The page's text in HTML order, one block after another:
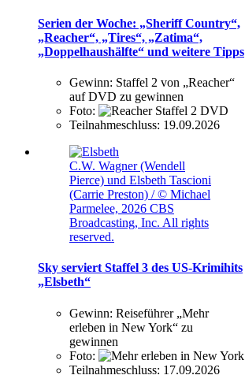
Serien der Woche: „Sheriff Country“,
„Reacher“, „Tires“, „Zatima“,
„Doppelhaushälfte“ und weitere Tipps
Gewinn: Staffel 2 von „Reacher“
auf DVD zu gewinnen
Foto:
Teilnahmeschluss: 19.09.2026
C.W. Wagner (Wendell
Pierce) und Elsbeth Tascioni
(Carrie Preston) / © Michael
Parmelee, 2026 CBS
Broadcasting, Inc. All rights
reserved.
Sky serviert Staffel 3 des US-Krimihits
„Elsbeth“
Gewinn: Reiseführer „Mehr
erleben in New York“ zu
gewinnen
Foto:
Teilnahmeschluss: 17.09.2026